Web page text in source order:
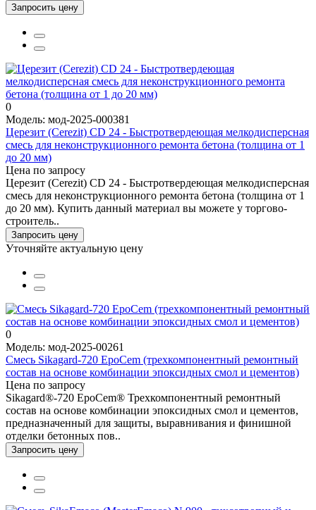
Запросить цену
0
Модель: мод-2025-000381
Церезит (Cerezit) CD 24 - Быстротвердеющая мелкодисперсная
смесь для неконструкционного ремонта бетона (толщина от 1
до 20 мм)
Цена по запросу
Церезит (Cerezit) CD 24 - Быстротвердеющая мелкодисперсная
смесь для неконструкционного ремонта бетона (толщина от 1
до 20 мм). Купить данный материал вы можете у торгово-
строитель..
Запросить цену
Уточняйте актуальную цену
0
Модель: мод-2025-00261
Смесь Sikagard-720 EpoCem (трехкомпонентный ремонтный
состав на основе комбинации эпоксидных смол и цементов)
Цена по запросу
Sikagard®-720 EpoCem® Трехкомпонентный ремонтный
состав на основе комбинации эпоксидных смол и цементов,
предназначенный для защиты, выравнивания и финишной
отделки бетонных пов..
Запросить цену